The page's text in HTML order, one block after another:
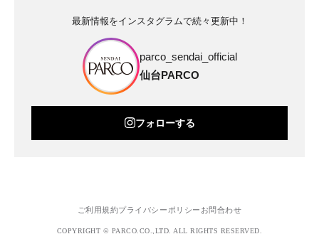
最新情報をインスタグラムで続々更新中！
parco_sendai_official
仙台PARCO
フォローする
ご利用規約プライバシーポリシー お問合わせ
COPYRIGHT © PARCO.CO.,LTD. ALL RIGHTS RESERVED.